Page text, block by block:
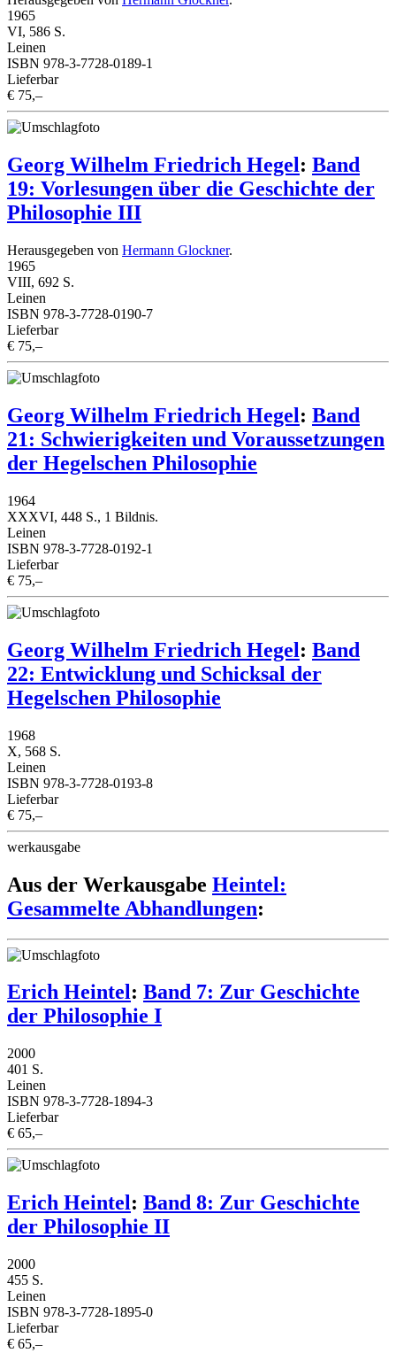
1965
VI, 586 S.
Leinen
ISBN 978-3-7728-0189-1
Lieferbar
€ 75,–
Georg Wilhelm Friedrich Hegel: Band
19: Vorlesungen über die Geschichte der
Philosophie III
Herausgegeben von Hermann Glockner.
1965
VIII, 692 S.
Leinen
ISBN 978-3-7728-0190-7
Lieferbar
€ 75,–
Georg Wilhelm Friedrich Hegel: Band
21: Schwierigkeiten und Voraussetzungen
der Hegelschen Philosophie
1964
XXXVI, 448 S., 1 Bildnis.
Leinen
ISBN 978-3-7728-0192-1
Lieferbar
€ 75,–
Georg Wilhelm Friedrich Hegel: Band
22: Entwicklung und Schicksal der
Hegelschen Philosophie
1968
X, 568 S.
Leinen
ISBN 978-3-7728-0193-8
Lieferbar
€ 75,–
werkausgabe
Aus der Werkausgabe Heintel:
Gesammelte Abhandlungen:
Erich Heintel: Band 7: Zur Geschichte
der Philosophie I
2000
401 S.
Leinen
ISBN 978-3-7728-1894-3
Lieferbar
€ 65,–
Erich Heintel: Band 8: Zur Geschichte
der Philosophie II
2000
455 S.
Leinen
ISBN 978-3-7728-1895-0
Lieferbar
€ 65,–